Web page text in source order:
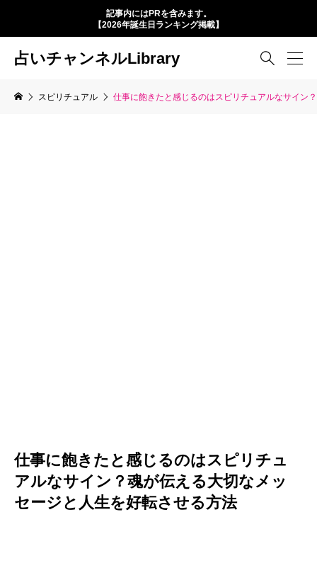
記事内にはPRを含みます。
【2026年誕生日ランキング掲載】
占いチャンネルLibrary 
スピリチュアル 仕事に飽きたと感じるのはスピリチュアルなサイン
仕事に飽きたと感じるのはスピリチュ
アルなサイン？魂が伝える大切なメッ
セージと人生を好転させる方法